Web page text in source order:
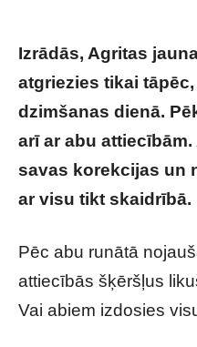
Izrādās, Agritas
atgriezies tikai
dzimšanas dienā.
arī ar abu
savas korekcijas un
ar visu tikt skaidrībā.
Pēc abu runātā
attiecībās šķēršļus
Vai abiem izdosies